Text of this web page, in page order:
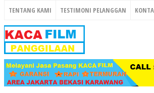
TENTANG KAMI TESTIMONI PELANGGAN